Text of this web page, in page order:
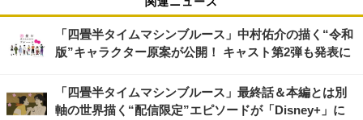
「四畳半タイムマシンブルース」中村佑介の描く“令和
版”キャラクター原案が公開！ キャスト第2弾も発表に
「四畳半タイムマシンブルース」最終話＆本編とは別
軸の世界描く“配信限定”エピソードが「Disney+」に